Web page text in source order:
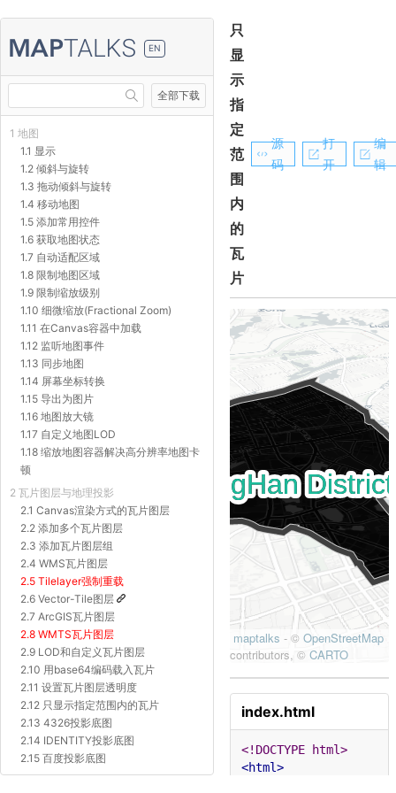
EN
全部下载
1 地图
1.1 显示
1.2 倾斜与旋转
1.3 拖动倾斜与旋转
1.4 移动地图
1.5 添加常用控件
1.6 获取地图状态
1.7 自动适配区域
1.8 限制地图区域
1.9 限制缩放级别
1.10 细微缩放(Fractional Zoom)
1.11 在Canvas容器中加载
1.12 监听地图事件
1.13 同步地图
1.14 屏幕坐标转换
1.15 导出为图片
1.16 地图放大镜
1.17 自定义地图LOD
1.18 缩放地图容器解决高分辨率地图卡
顿
2 瓦片图层与地理投影
2.1 Canvas渲染方式的瓦片图层
2.2 添加多个瓦片图层
2.3 添加瓦片图层组
2.4 WMS瓦片图层
2.5 Tilelayer强制重载
2.6 Vector-Tile图层
2.7 ArcGIS瓦片图层
2.8 WMTS瓦片图层
2.9 LOD和自定义瓦片图层
2.10 用base64编码载入瓦片
2.11 设置瓦片图层透明度
2.12 只显示指定范围内的瓦片
2.13 4326投影底图
2.14 IDENTITY投影底图
2.15 百度投影底图
2.16 Proj4js自定义投影底图
只
显
示
指
定
范
围
内
的
瓦
片
源
码
打
开
编
辑
index.html
<!DOCTYPE html>
<html>